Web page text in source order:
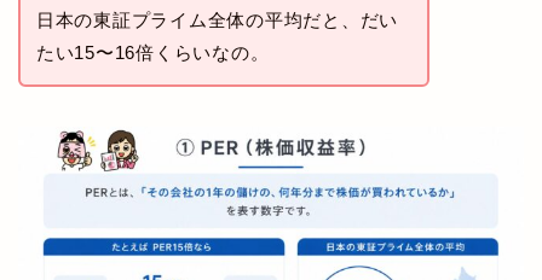
日本の東証プライム全体の平均だと、だい
たい15〜16倍くらいなの。